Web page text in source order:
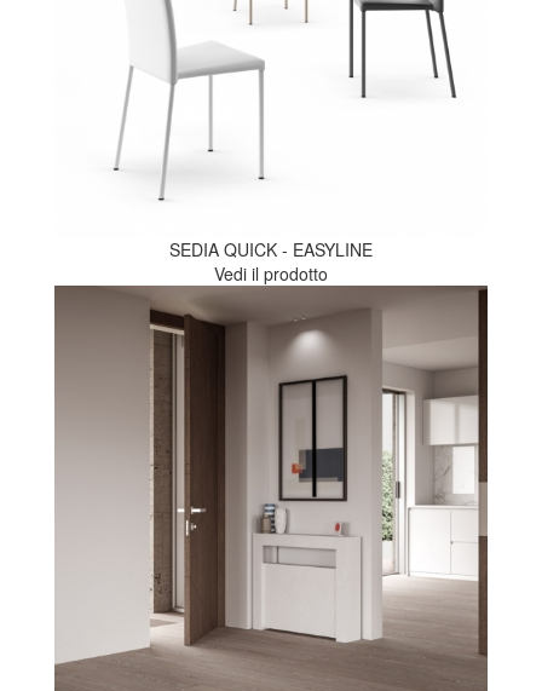
SEDIA QUICK - EASYLINE
Vedi il prodotto